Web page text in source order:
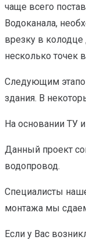
чаще всего
Водоканала,
врезку в
несколько точек
Следующим
здания. В
На основании ТУ
Данный проект
водопровод.
Специалисты
монтажа мы
Если у Вас